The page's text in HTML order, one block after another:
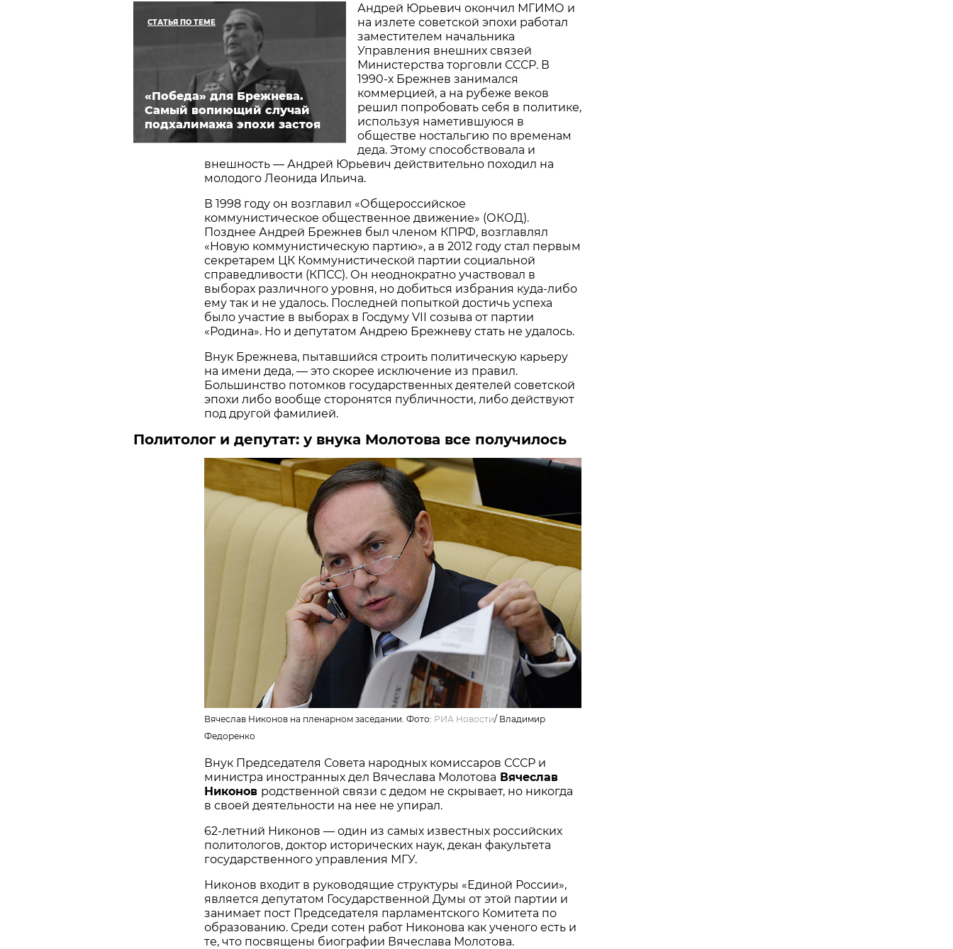
СТАТЬЯ ПО ТЕМЕ
«Победа» для Брежнева.
Самый вопиющий случай
подхалимажа эпохи застоя
Андрей Юрьевич окончил МГИМО и
на излете советской эпохи работал
заместителем начальника
Управления внешних связей
Министерства торговли СССР. В
1990-х Брежнев занимался
коммерцией, а на рубеже веков
решил попробовать себя в политике,
используя наметившуюся в
обществе ностальгию по временам
деда. Этому способствовала и
внешность — Андрей Юрьевич действительно походил на
молодого Леонида Ильича.
В 1998 году он возглавил «Общероссийское
коммунистическое общественное движение» (ОКОД).
Позднее Андрей Брежнев был членом КПРФ, возглавлял
«Новую коммунистическую партию», а в 2012 году стал первым
секретарем ЦК Коммунистической партии социальной
справедливости (КПСС). Он неоднократно участвовал в
выборах различного уровня, но добиться избрания куда-либо
ему так и не удалось. Последней попыткой достичь успеха
было участие в выборах в Госдуму VII созыва от партии
«Родина». Но и депутатом Андрею Брежневу стать не удалось.
Внук Брежнева, пытавшийся строить политическую карьеру
на имени деда, — это скорее исключение из правил.
Большинство потомков государственных деятелей советской
эпохи либо вообще сторонятся публичности, либо действуют
под другой фамилией.
Политолог и депутат: у внука Молотова все получилось
Вячеслав Никонов на пленарном заседании. Фото: РИА Новости/ Владимир
Федоренко
Внук Председателя Совета народных комиссаров СССР и
министра иностранных дел Вячеслава Молотова Вячеслав
Никонов родственной связи с дедом не скрывает, но никогда
в своей деятельности на нее не упирал.
62-летний Никонов — один из самых известных российских
политологов, доктор исторических наук, декан факультета
государственного управления МГУ.
Никонов входит в руководящие структуры «Единой России»,
является депутатом Государственной Думы от этой партии и
занимает пост Председателя парламентского Комитета по
образованию. Среди сотен работ Никонова как ученого есть и
те, что посвящены биографии Вячеслава Молотова.